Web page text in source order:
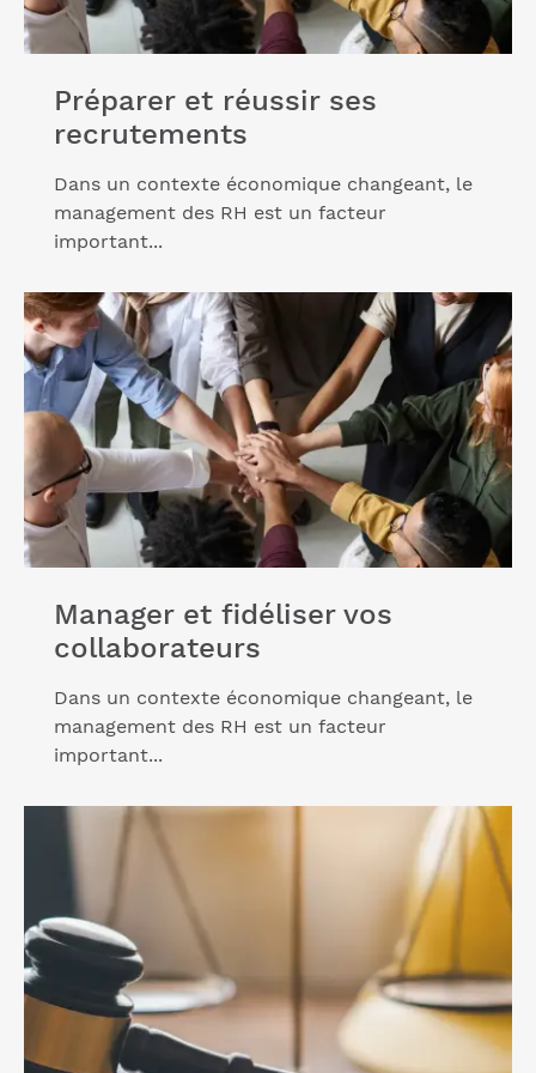
Préparer et réussir ses
recrutements
Dans un contexte économique changeant, le
management des RH est un facteur
important...
Manager et fidéliser vos
collaborateurs
Dans un contexte économique changeant, le
management des RH est un facteur
important...
Lire l'article "Manager et fidéliser vos
collaborateurs"
Lire l'article "Connaître les fondamentaux en droit